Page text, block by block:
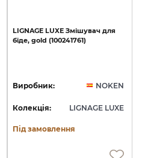
LIGNAGE LUXE Змішувач для
біде, gold (100241761)
Виробник: NOKEN
Колекція: LIGNAGE LUXE
Під замовлення